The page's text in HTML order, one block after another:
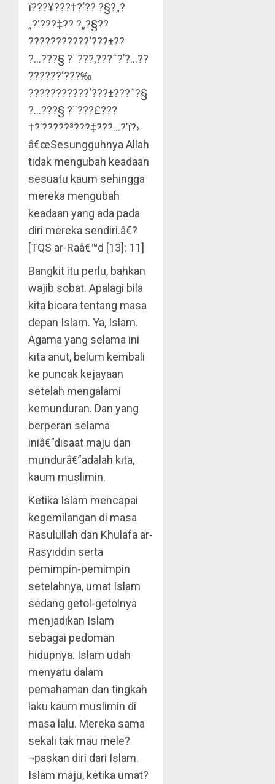
ï???¥???†?‘?? ?§?„?
„?‘???‡?? ?„?§??
???????????‘???±??
?…???§ ?¨???‚???ˆ?’?…??
?­?????‘???‰
???????????‘???±???ˆ?§
?…???§ ?¨???£???
†?’?????³???‡???…?’ï?›
â€œSesungguhnya Allah
tidak mengubah keadaan
sesuatu kaum sehingga
mereka mengubah
keadaan yang ada pada
diri mereka sendiri.â€?
[TQS ar-Raâ€™d [13]: 11]
Bangkit itu perlu, bahkan
wajib sobat. Apalagi bila
kita bicara tentang masa
depan Islam. Ya, Islam.
Agama yang selama ini
kita anut, belum kembali
ke puncak kejayaan
setelah mengalami
kemunduran. Dan yang
berperan selama
iniâ€”disaat maju dan
mundurâ€”adalah kita,
kaum muslimin.
Ketika Islam mencapai
kegemilangan di masa
Rasulullah dan Khulafa ar-
Rasyiddin serta
pemimpin-pemimpin
setelahnya, umat Islam
sedang getol-getolnya
menjadikan Islam
sebagai pedoman
hidupnya. Islam udah
menyatu dalam
pemahaman dan tingkah
laku kaum muslimin di
masa lalu. Mereka sama
sekali tak mau mele?
¬paskan diri dari Islam.
Islam maju, ketika umat?